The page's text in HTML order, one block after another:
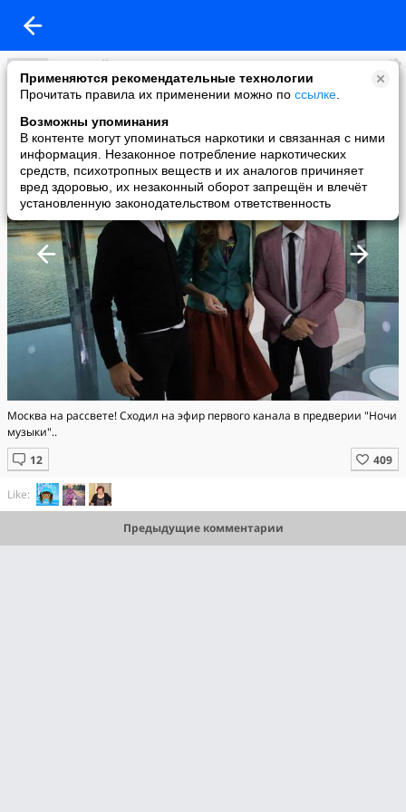
Применяются рекомендательные технологии
Прочитать правила их применении можно по ссылке
Возможны упоминания
В контенте могут упоминаться наркотики и связанная с ними
информация. Незаконное потребление наркотических
средств, психотропных веществ и их аналогов причиняет
вред здоровью, их незаконный оборот запрещён и влечёт
установленную законодательством ответственность
Дмитрий Маликов
added a photo
03 Oct в 13:25
Москва на рассвете! Сходил на эфир первого канала в предверии "Ночи
музыки"..
Like:
Предыдущие комментарии